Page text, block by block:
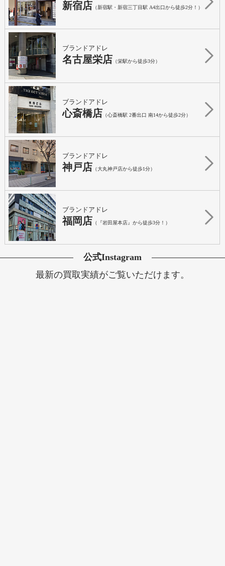
新宿店 （新宿駅・新宿三丁目駅 A4出口から徒歩2分！）
ブランドアドレ
名古屋栄店 （栄駅から徒歩3分）
ブランドアドレ
心斎橋店 （心斎橋駅 2番出口 南14から徒歩2分）
ブランドアドレ
神戸店 （大丸神戸店から徒歩1分）
ブランドアドレ
福岡店 （『岩田屋本店』から徒歩3分！）
公式Instagram
最新の買取実績がご覧いただけます。